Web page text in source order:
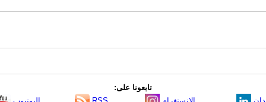
تابعونا على: